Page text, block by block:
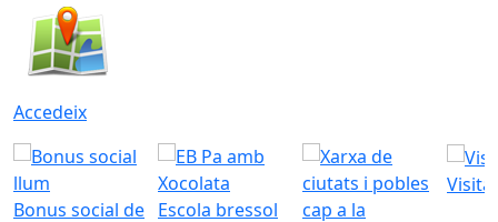
Accedeix
Bonus social de Escola bressol
Visita